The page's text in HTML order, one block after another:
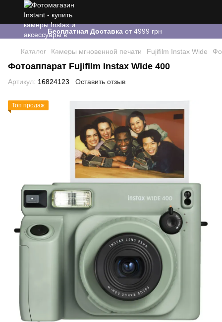
Бесплатная Доставка от 4999 грн
Каталог Камеры мгновенной печати Fujifilm Instax Wide
Фотоаппарат Fujifilm Instax Wide 400
Артикул: 16824123 Оставить отзыв
Топ продаж